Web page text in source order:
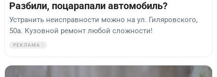
Разбили, поцарапали автомобиль?
Устранить неисправности можно на ул. Гиляровского,
50а. Кузовной ремонт любой сложности!
РЕКЛАМА